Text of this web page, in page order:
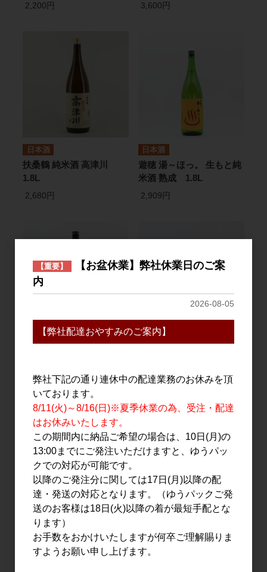
2,200円 3,600円
日本酒
扶桑鶴 純米酒 高津川
1.8L
2,680円
日本酒
遊穂 湯～ほっ。 生もと純
米酒 熟成 1.8L
2,909円
日本酒
2,500円
その他
1,390円
日本酒
土田 生もと仕込み
720ml
三笑楽 山田錦 山廃純米
720ml
【重要】
【お盆休業】弊社休業日のご案
内
2026-08-05
【弊社配達おやすみのご案内】
弊社下記の通り連休中の配達業務のお休みを頂
いております。
8/11(火)～8/16(日)※夏季休業の為、受注・配達
はお休みいたします。
この期間内に納品ご希望の場合は、10日(月)の
13:00までにご発注いただけますと、ゆうパッ
クでの対応が可能です。
以降のご発注分に関しては17日(月)以降の配
達・発送の対応となります。（ゆうパックご発
送のお客様は18日(火)以降の着が最短手配とな
ります）
お手数をおかけいたしますが何卒ご理解賜りま
すようお願い申し上げます。